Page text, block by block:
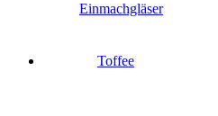
Einmachgläser
Toffee